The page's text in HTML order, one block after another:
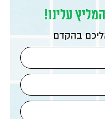
עלינו!
בהקדם